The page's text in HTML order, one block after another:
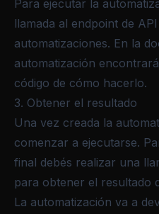
Para ejecutar la
llamada al endpoint de
automatizaciones. En la
automatización
código de cómo hacerlo.
3. Obtener el resultado
Una vez creada la
comenzar a ejecutarse.
final debés realizar una
para obtener el resultado
La automatización va a